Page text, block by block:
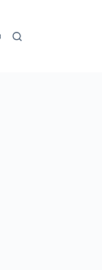
VIOLÃO ONLINE!